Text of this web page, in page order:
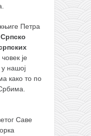
Петра
Српско
човек је
у нашој
како то по
Саве